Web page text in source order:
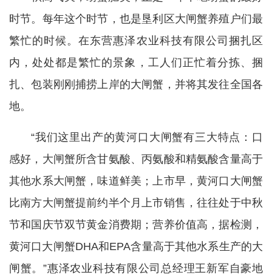
时节。每年这个时节，也是垦利区大闸蟹养殖户们最
繁忙的时候。在东营惠泽农业科技有限公司捆扎区
内，处处都是繁忙的景象，工人们正忙着分拣、捆
扎、包装刚刚捕捞上岸的大闸蟹，并将其发往全国各
地。
“我们这里出产的黄河口大闸蟹有三大特点：口
感好，大闸蟹所含甘氨酸、丙氨酸和精氨酸含量高于
其他水系大闸蟹，味道鲜美；上市早，黄河口大闸蟹
比南方大闸蟹提前约半个月上市销售，往往处于中秋
节和国庆节双节黄金消费期；营养价值高，据检测，
黄河口大闸蟹DHA和EPA含量高于其他水系生产的大
闸蟹。”惠泽农业科技有限公司总经理王新军自豪地